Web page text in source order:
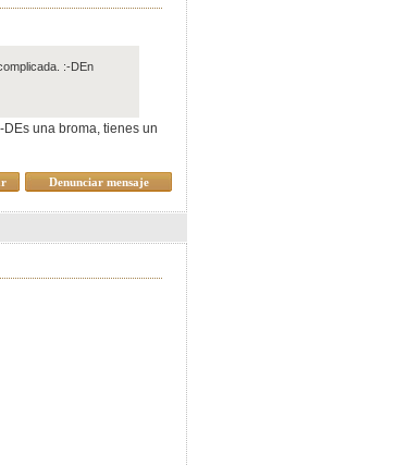
:-DEn
una broma, tienes un
Denunciar mensaje